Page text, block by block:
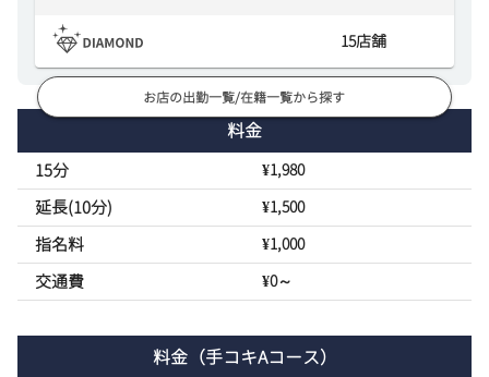
15店舗
お店の出勤一覧/在籍一覧から探す
料金
15分 ¥1,980
延長(10分) ¥1,500
指名料 ¥1,000
交通費 ¥0～
料金（手コキAコース）